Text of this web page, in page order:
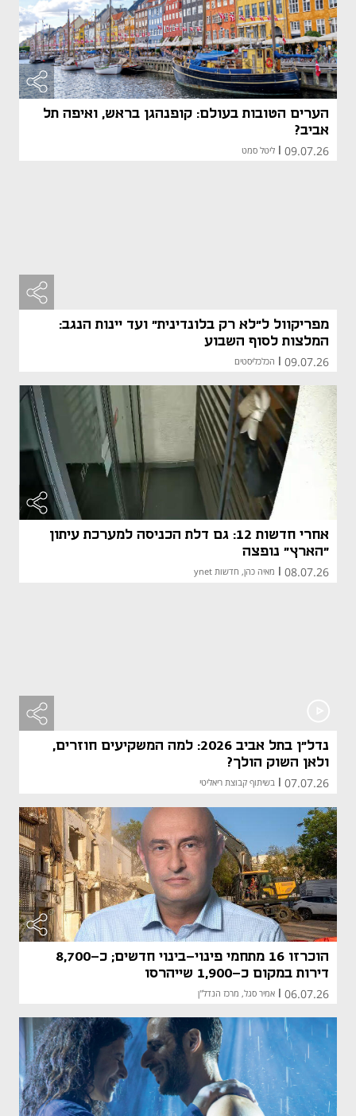
הערים הטובות בעולם: קופנהגן בראש, ואיפה תל
אביב?
09.07.26
| ליטל סמט
מפריקוול ל"לא רק בלונדינית" ועד יינות הנגב:
המלצות לסוף השבוע
09.07.26
| הכלכליסטים
אחרי חדשות 12: גם דלת הכניסה למערכת עיתון
"הארץ" נופצה
08.07.26 מאיה כהן, חדשות ynet
נדל"ן בתל אביב 2026: למה המשקיעים חוזרים,
ולאן השוק הולך?
07.07.26 בשיתוף קבוצת ריאליטי
הוכרזו 16 מתחמי פינוי-בינוי חדשים; כ-8,700
דירות במקום כ-1,900 שייהרסו
06.07.26 אמיר סגל, מרכז הנדל"ן